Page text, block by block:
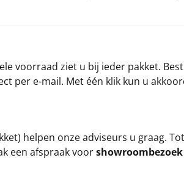
voorraad ziet u bij ieder pakket.
per e-mail. Met één klik kun u
helpen onze adviseurs u graag.
een afspraak voorshowroombezoek